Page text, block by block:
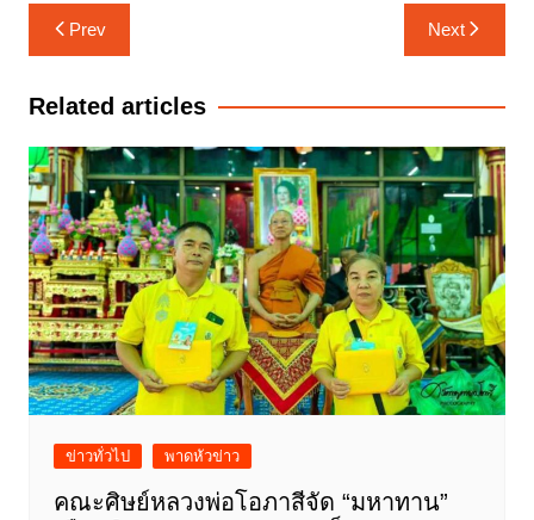
แนะแนว
เรื่อง
Prev Next
Related articles
ข่าวทั่วไป พาดหัวข่าว
คณะศิษย์หลวงพ่อโอภาสีจัด “มหาทาน”